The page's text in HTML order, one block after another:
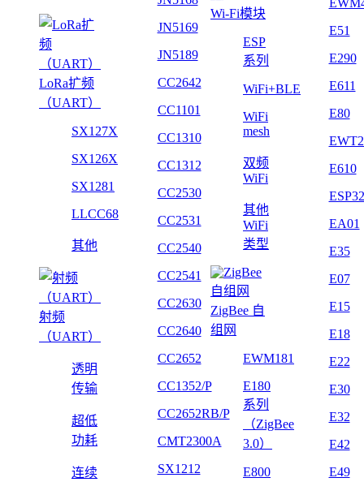
LoRa扩频
（UART）
SX127X
SX126X
SX1281
LLCC68
其他
射频
（UART）
透明
传输
超低
功耗
连续
JN5169
JN5189
CC2642
CC1101
CC1310
CC1312
CC2530
CC2531
CC2540
CC2541
CC2630
CC2640
CC2652
CC1352/P
CC2652RB/P
CMT2300A
SX1212
Wi-Fi模块
ESP
系列
WiFi+BLE
WiFi
mesh
双频
WiFi
其他
WiFi
类型
ZigBee 自
组网
EWM181
E180
系列
（ZigBee
3.0）
E800
E51
E290
E611
E80
E610
ESP32
EA01
E35
E07
E15
E18
E22
E30
E32
E42
E49